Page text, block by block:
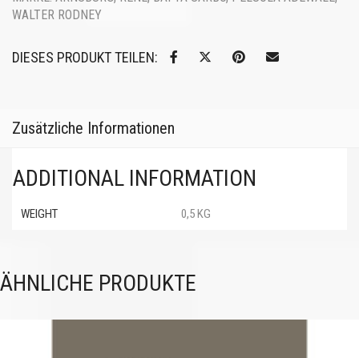
WALTER RODNEY
DIESES PRODUKT TEILEN:
Zusätzliche Informationen
ADDITIONAL INFORMATION
WEIGHT 0,5 KG
ÄHNLICHE PRODUKTE